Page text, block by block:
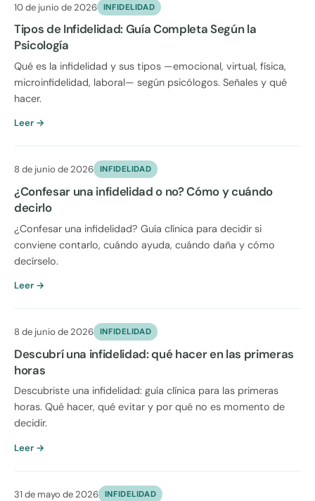
10 de junio de 2026 INFIDELIDAD
Tipos de Infidelidad: Guía Completa Según la
Psicología
Qué es la infidelidad y sus tipos —emocional, virtual, física,
microinfidelidad, laboral— según psicólogos. Señales y qué
hacer.
Leer →
8 de junio de 2026 INFIDELIDAD
¿Confesar una infidelidad o no? Cómo y cuándo
decirlo
¿Confesar una infidelidad? Guía clínica para decidir si
conviene contarlo, cuándo ayuda, cuándo daña y cómo
decírselo.
Leer →
8 de junio de 2026 INFIDELIDAD
Descubrí una infidelidad: qué hacer en las primeras
horas
Descubriste una infidelidad: guía clínica para las primeras
horas. Qué hacer, qué evitar y por qué no es momento de
decidir.
Leer →
31 de mayo de 2026 INFIDELIDAD